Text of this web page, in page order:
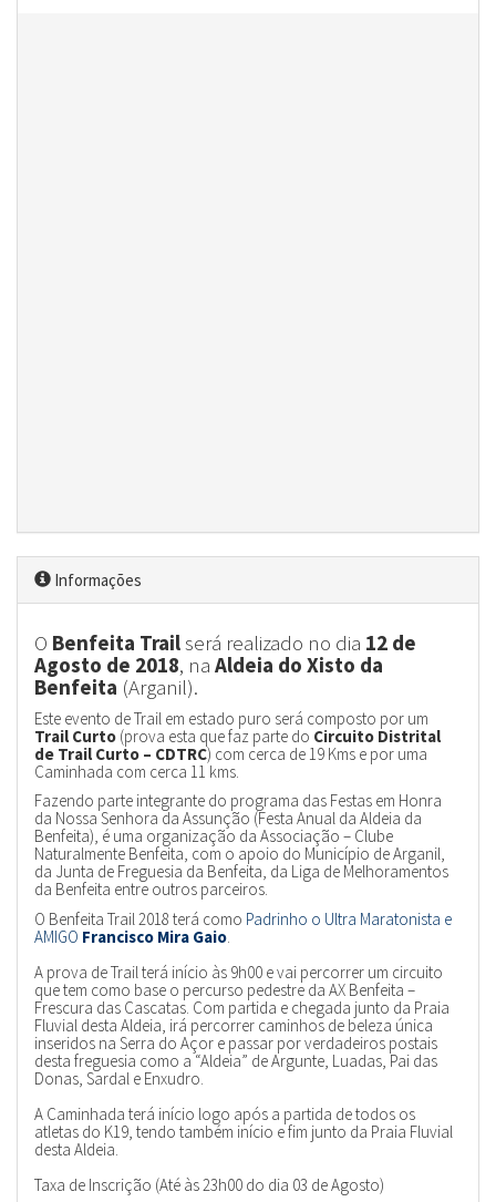
Informações
O Benfeita Trailserá realizado no dia 12 de
Agosto de 2018, na Aldeia do Xisto da
Benfeita (Arganil).
Este evento de Trail em estado puro será composto por um
Trail Curto (prova esta que faz parte do Circuito Distrital
de Trail Curto – CDTRC) com cerca de 19 Kms e por uma
Caminhada com cerca 11 kms.
Fazendo parte integrante do programa das Festas em Honra
da Nossa Senhora da Assunção (Festa Anual da Aldeia da
Benfeita), é uma organização da Associação – Clube
Naturalmente Benfeita, com o apoio do Município de Arganil,
da Junta de Freguesia da Benfeita, da Liga de Melhoramentos
da Benfeita entre outros parceiros.
O Benfeita Trail 2018 terá como Padrinho o Ultra Maratonista e
AMIGO Francisco Mira Gaio.
A prova de Trail terá início às 9h00 e vai percorrer um circuito
que tem como base o percurso pedestre da AX Benfeita –
Frescura das Cascatas. Com partida e chegada junto da Praia
Fluvial desta Aldeia, irá percorrer caminhos de beleza única
inseridos na Serra do Açor e passar por verdadeiros postais
desta freguesia como a “Aldeia” de Argunte, Luadas, Pai das
Donas, Sardal e Enxudro.
A Caminhada terá início logo após a partida de todos os
atletas do K19, tendo também início e fim junto da Praia Fluvial
desta Aldeia.
Taxa de Inscrição (Até às 23h00 do dia 03 de Agosto)